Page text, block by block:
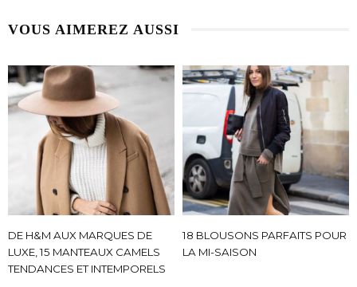
VOUS AIMEREZ AUSSI
DE H&M AUX MARQUES DE
LUXE, 15 MANTEAUX CAMELS
TENDANCES ET INTEMPORELS
18 BLOUSONS PARFAITS POUR
LA MI-SAISON